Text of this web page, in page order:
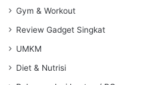
Gym & Workout
Review Gadget Singkat
UMKM
Diet & Nutrisi